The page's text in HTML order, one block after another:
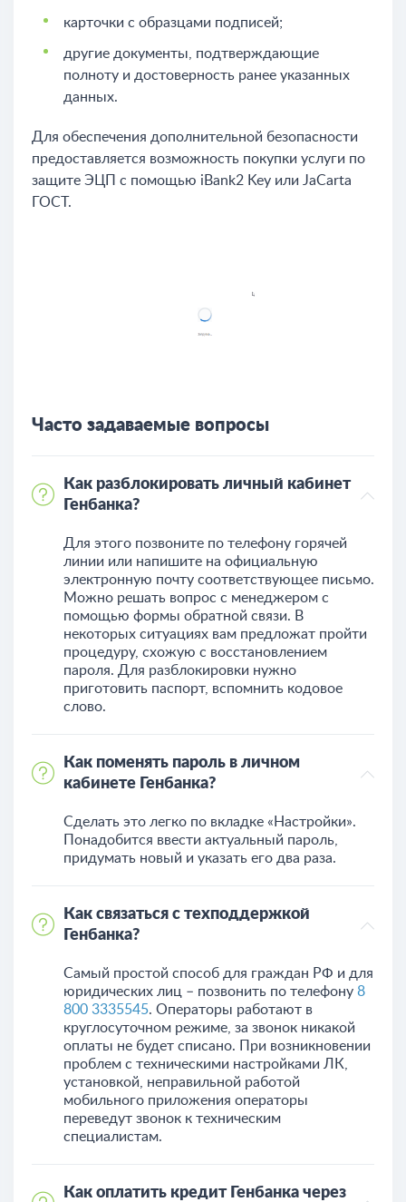
карточки с образцами подписей;
другие документы, подтверждающие
полноту и достоверность ранее указанных
данных.
Для обеспечения дополнительной безопасности
предоставляется возможность покупки услуги по
защите ЭЦП с помощью iBank2 Key или JaCarta
ГОСТ.
Часто задаваемые вопросы
Как разблокировать личный кабинет
Генбанка?
Для этого позвоните по телефону горячей
линии или напишите на официальную
электронную почту соответствующее письмо.
Можно решать вопрос с менеджером с
помощью формы обратной связи. В
некоторых ситуациях вам предложат пройти
процедуру, схожую с восстановлением
пароля. Для разблокировки нужно
приготовить паспорт, вспомнить кодовое
слово.
Как поменять пароль в личном
кабинете Генбанка?
Сделать это легко по вкладке «Настройки».
Понадобится ввести актуальный пароль,
придумать новый и указать его два раза.
Как связаться с техподдержкой
Генбанка?
Самый простой способ для граждан РФ и для
юридических лиц – позвонить по телефону 8
800 3335545. Операторы работают в
круглосуточном режиме, за звонок никакой
оплаты не будет списано. При возникновении
проблем с техническими настройками ЛК,
установкой, неправильной работой
мобильного приложения операторы
переведут звонок к техническим
специалистам.
Как оплатить кредит Генбанка через